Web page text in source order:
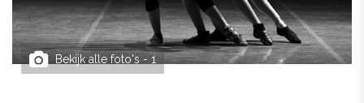
Bekijk alle foto's - 1